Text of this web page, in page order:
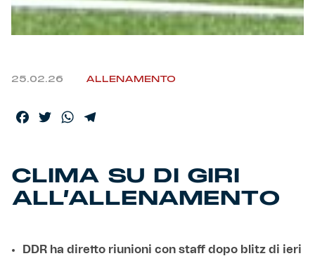
25.02.26 ALLENAMENTO
Facebook
TwitterWhatsApp
CLIMA SU DI GIRI
ALL’ALLENAMENTO
DDR ha diretto riunioni con staff dopo blitz di ieri